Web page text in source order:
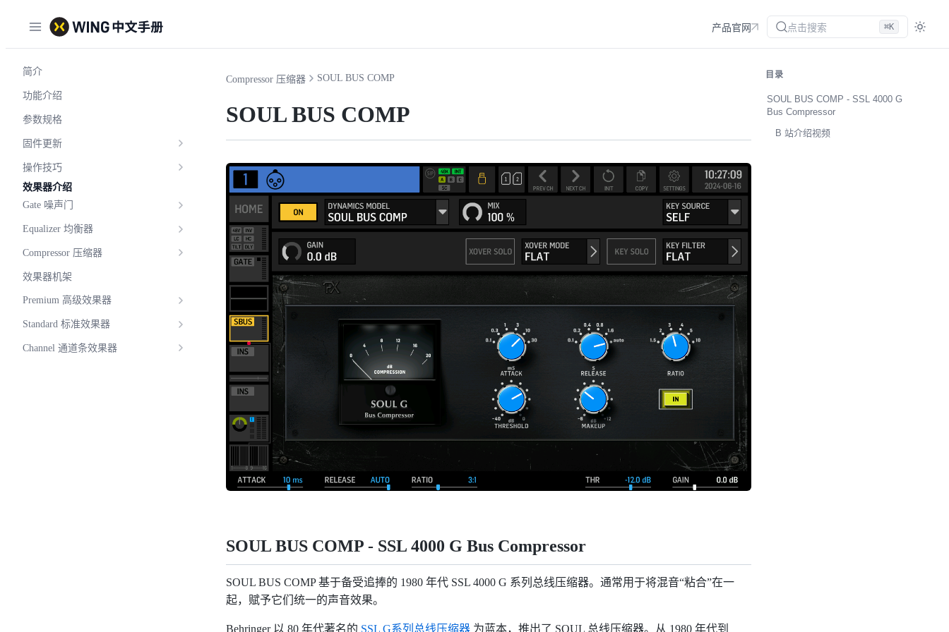
产品官网 点击搜索 ⌘K
简介
功能介绍
参数规格
固件更新
操作技巧
效果器介绍
Gate 噪声门
Equalizer 均衡器
Compressor 压缩器
效果器机架
Premium 高级效果器
Standard 标准效果器
Channel 通道条效果器
Compressor 压缩器 SOUL BUS COMP
SOUL BUS COMP
SOUL BUS COMP - SSL 4000 G Bus Compressor
SOUL BUS COMP 基于备受追捧的 1980 年代 SSL 4000 G 系列总线压缩器。通常用于将混音“粘合”在一
起，赋予它们统一的声音效果。
Behringer 以 80 年代著名的 SSL G系列总线压缩器 为蓝本，推出了 SOUL 总线压缩器。从 1980 年代到
目录
SOUL BUS COMP - SSL 4000 G
Bus Compressor
B 站介绍视频